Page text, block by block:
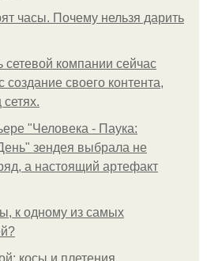
часы. Почему нельзя дарить
сетевой компании сейчас
своего контента,
"Человека - Паука:
зендея выбрала не
а настоящий артефакт
к одному из самых
косы и плетения.